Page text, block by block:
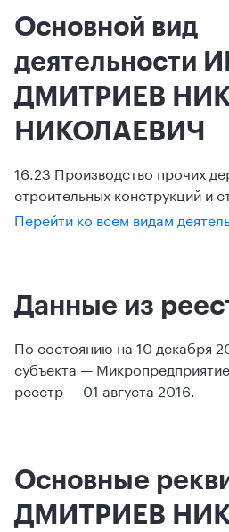
Основной вид
деятельности
ДМИТРИЕВ
НИКОЛАЕВИЧ
16.23 Производство прочих
строительных конструкций и
Перейти ко всем видам
Данные из
По состоянию на 10 декабря
субъекта —
реестр — 01 августа 2016.
Основные
ДМИТРИЕВ